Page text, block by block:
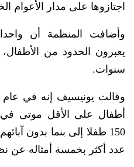
اجتازوها على مدار الأعوام
وأضافت المنظمة أن
يعبرون الحدود من
سنوات.
أطفال على الأقل موتى
150 طفلا إلى بنما بدون
عدد أكثر بخمسة أمثاله عن